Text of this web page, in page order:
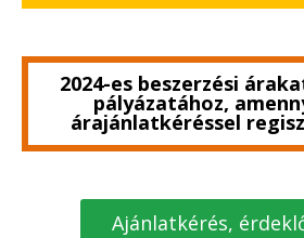
2024-es beszerzési
pályázatához,
árajánlatkéréssel
Ajánlatkérés,